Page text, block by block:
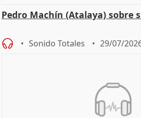
Pedro Machín (Atalaya) sobre
Sonido Totales 29/07/